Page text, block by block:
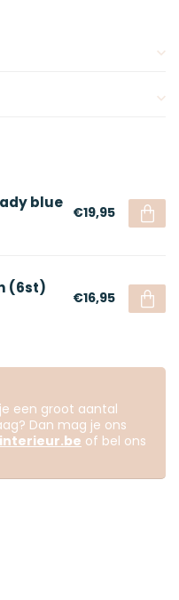
blue
€19,95
(6st)
€16,95
een groot aantal
Dan mag je ons
of bel ons